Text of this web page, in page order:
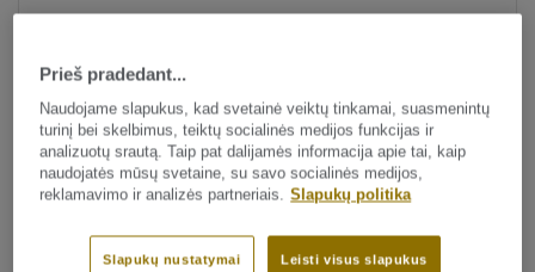
Visi dekorai (29)
Visi priedai|Apdaila|Grindjuostės
Prieš pradedant...
Naudojame slapukus, kad svetainė veiktų tinkamai, suasmenintų
turinį bei skelbimus, teiktų socialinės medijos funkcijas ir
analizuotų srautą. Taip pat dalijamės informacija apie tai, kaip
naudojatės mūsų svetaine, su savo socialinės medijos,
reklamavimo ir analizės partneriais. Slapukų politika
Leisti visus slapukus
Slapukų nustatymai